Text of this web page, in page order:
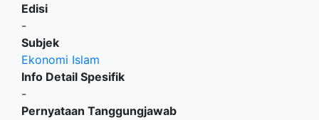
Edisi
-
Subjek
Ekonomi Islam
Info Detail Spesifik
-
Pernyataan Tanggungjawab